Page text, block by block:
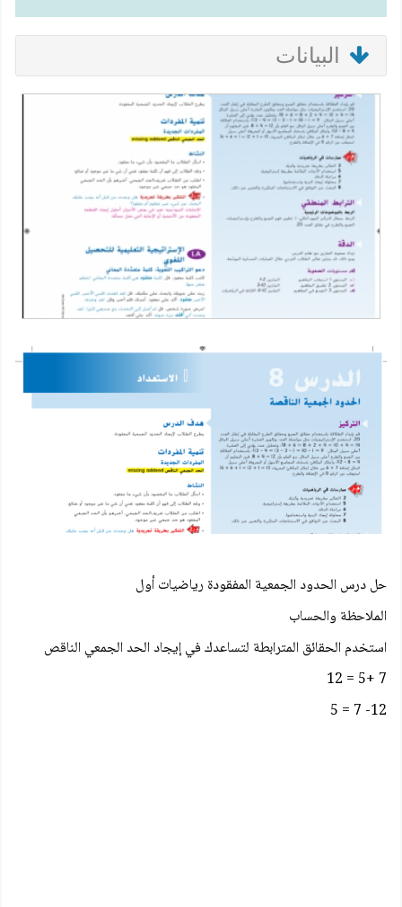
البيانات
حل درس الحدود الجمعية المفقودة رياضيات أول
الملاحظة والحساب
استخدم الحقائق المترابطة لتساعدك في إيجاد الحد الجمعي الناقص
7 +5 = 12
12- 7 = 5